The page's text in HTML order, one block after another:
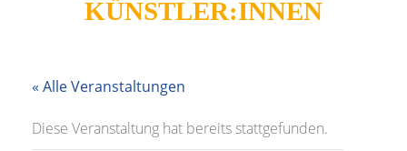
KÜNSTLER:INNEN
« Alle Veranstaltungen
Diese Veranstaltung hat bereits stattgefunden.